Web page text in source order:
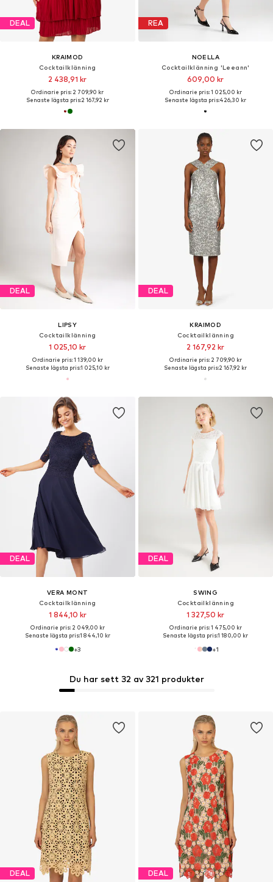
DEAL
KRAIMOD
Cocktailklänning
2 438,91 kr
Ordinarie pris: 2 709,90 kr
Senaste lägsta pris:2 167,92 kr
REA
NOELLA
Cocktailklänning 'Leeann'
609,00 kr
Ordinarie pris: 1 025,00 kr
Senaste lägsta pris:426,30 kr
DEAL
LIPSY
Cocktailklänning
1 025,10 kr
Ordinarie pris: 1 139,00 kr
Senaste lägsta pris:1 025,10 kr
DEAL
KRAIMOD
Cocktailklänning
2 167,92 kr
Ordinarie pris: 2 709,90 kr
Senaste lägsta pris:2 167,92 kr
DEAL
VERA MONT
Cocktailklänning
1 844,10 kr
Ordinarie pris: 2 049,00 kr
Senaste lägsta pris:1 844,10 kr
+3
DEAL
SWING
Cocktailklänning
1 327,50 kr
Ordinarie pris: 1 475,00 kr
Senaste lägsta pris:1 180,00 kr
+1
DEAL
Du har sett 32 av 321 produkter
DEAL